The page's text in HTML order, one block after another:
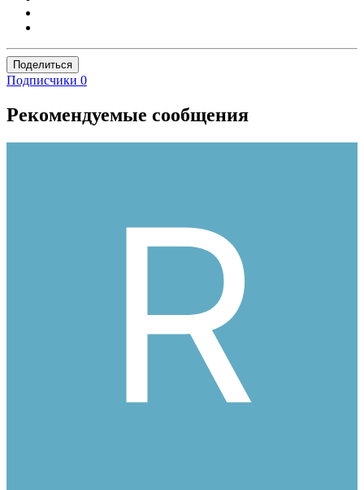
Поделиться
Подписчики 0
Рекомендуемые сообщения